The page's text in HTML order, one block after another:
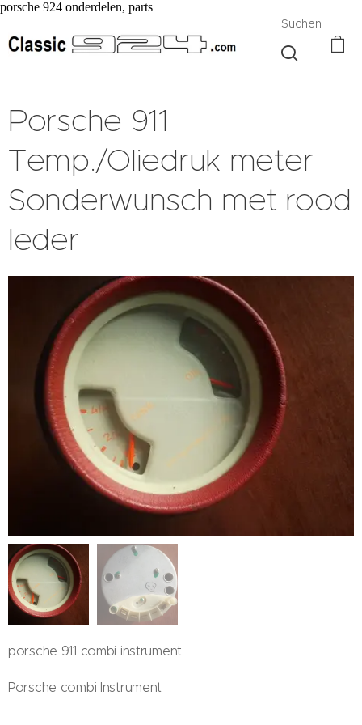
porsche 924 onderdelen, parts
Suchen
Porsche 911
Temp./Oliedruk meter
Sonderwunsch met rood
leder
porsche 911 combi instrument
Porsche combi Instrument